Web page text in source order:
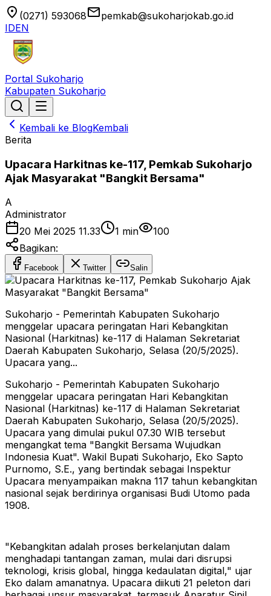
location_on (0271) 593068emailpemkab@sukoharjokab.go.id
IDEN
Portal Sukoharjo
Kabupaten Sukoharjo
Kembali ke BlogKembali
Berita
Upacara Harkitnas ke-117, Pemkab Sukoharjo
Ajak Masyarakat "Bangkit Bersama"
A
Administrator
20 Mei 2025 11.33
1 min
100
Bagikan:
Facebook Twitter Salin
Sukoharjo - Pemerintah Kabupaten Sukoharjo
menggelar upacara peringatan Hari Kebangkitan
Nasional (Harkitnas) ke-117 di Halaman Sekretariat
Daerah Kabupaten Sukoharjo, Selasa (20/5/2025).
Upacara yang...
Sukoharjo - Pemerintah Kabupaten Sukoharjo
menggelar upacara peringatan Hari Kebangkitan
Nasional (Harkitnas) ke-117 di Halaman Sekretariat
Daerah Kabupaten Sukoharjo, Selasa (20/5/2025).
Upacara yang dimulai pukul 07.30 WIB tersebut
mengangkat tema "Bangkit Bersama Wujudkan
Indonesia Kuat". Wakil Bupati Sukoharjo, Eko Sapto
Purnomo, S.E., yang bertindak sebagai Inspektur
Upacara menyampaikan makna 117 tahun kebangkitan
nasional sejak berdirinya organisasi Budi Utomo pada
1908.
"Kebangkitan adalah proses berkelanjutan dalam
menghadapi tantangan zaman, mulai dari disrupsi
teknologi, krisis global, hingga kedaulatan digital," ujar
Eko dalam amanatnya. Upacara diikuti 21 peleton dari